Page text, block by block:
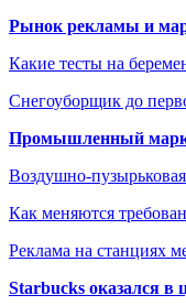
Рынок рекламы и
Какие тесты на
Снегоуборщик до
Промышленный
Воздушно-
Как меняются
Реклама на станциях
Starbucks оказался в